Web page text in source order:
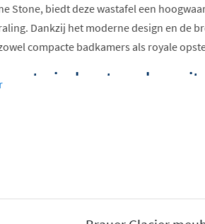
Stone, biedt deze wastafel een
Dankzij het moderne design en de
compacte badkamers als royale
materiaal met een luxe
in hoogglans wit en mat